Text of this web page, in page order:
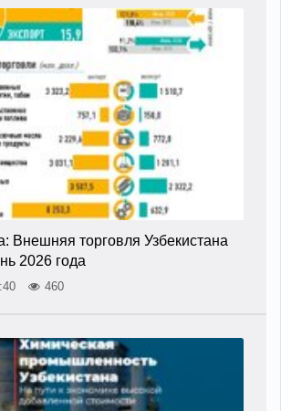
Внешняя торговля Узбекистана
2026 года
460